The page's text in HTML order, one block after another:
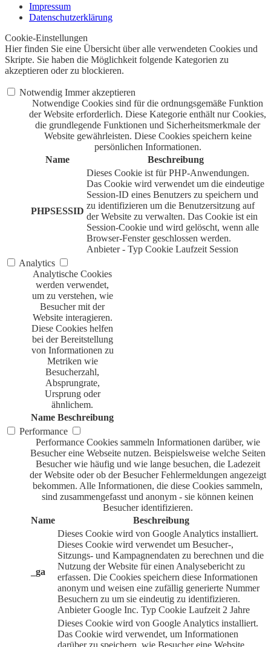
Impressum
Datenschutzerklärung
Cookie-Einstellungen
Hier finden Sie eine Übersicht über alle verwendeten Cookies und
Skripte. Sie haben die Möglichkeit folgende Kategorien zu
akzeptieren oder zu blockieren.
Notwendig Immer akzeptieren
Notwendige Cookies sind für die ordnungsgemäße Funktion
der Website erforderlich. Diese Kategorie enthält nur Cookies,
die grundlegende Funktionen und Sicherheitsmerkmale der
Website gewährleisten. Diese Cookies speichern keine
persönlichen Informationen.
Name
Beschreibung
PHPSESSID
Dieses Cookie ist für PHP-Anwendungen.
Das Cookie wird verwendet um die eindeutige
Session-ID eines Benutzers zu speichern und
zu identifizieren um die Benutzersitzung auf
der Website zu verwalten. Das Cookie ist ein
Session-Cookie und wird gelöscht, wenn alle
Browser-Fenster geschlossen werden.
Anbieter - Typ Cookie Laufzeit Session
Analytics
Analytische Cookies
werden verwendet,
um zu verstehen, wie
Besucher mit der
Website interagieren.
Diese Cookies helfen
bei der Bereitstellung
von Informationen zu
Metriken wie
Besucherzahl,
Absprungrate,
Ursprung oder
ähnlichem.
Name Beschreibung
Performance
Performance Cookies sammeln Informationen darüber, wie
Besucher eine Webseite nutzen. Beispielsweise welche Seiten
Besucher wie häufig und wie lange besuchen, die Ladezeit
der Website oder ob der Besucher Fehlermeldungen angezeigt
bekommen. Alle Informationen, die diese Cookies sammeln,
sind zusammengefasst und anonym - sie können keinen
Besucher identifizieren.
Name
Beschreibung
_ga
Dieses Cookie wird von Google Analytics installiert.
Dieses Cookie wird verwendet um Besucher-,
Sitzungs- und Kampagnendaten zu berechnen und die
Nutzung der Website für einen Analysebericht zu
erfassen. Die Cookies speichern diese Informationen
anonym und weisen eine zufällig generierte Nummer
Besuchern zu um sie eindeutig zu identifizieren.
Anbieter Google Inc. Typ Cookie Laufzeit 2 Jahre
Dieses Cookie wird von Google Analytics installiert.
Das Cookie wird verwendet, um Informationen
darüber zu speichern, wie Besucher eine Website